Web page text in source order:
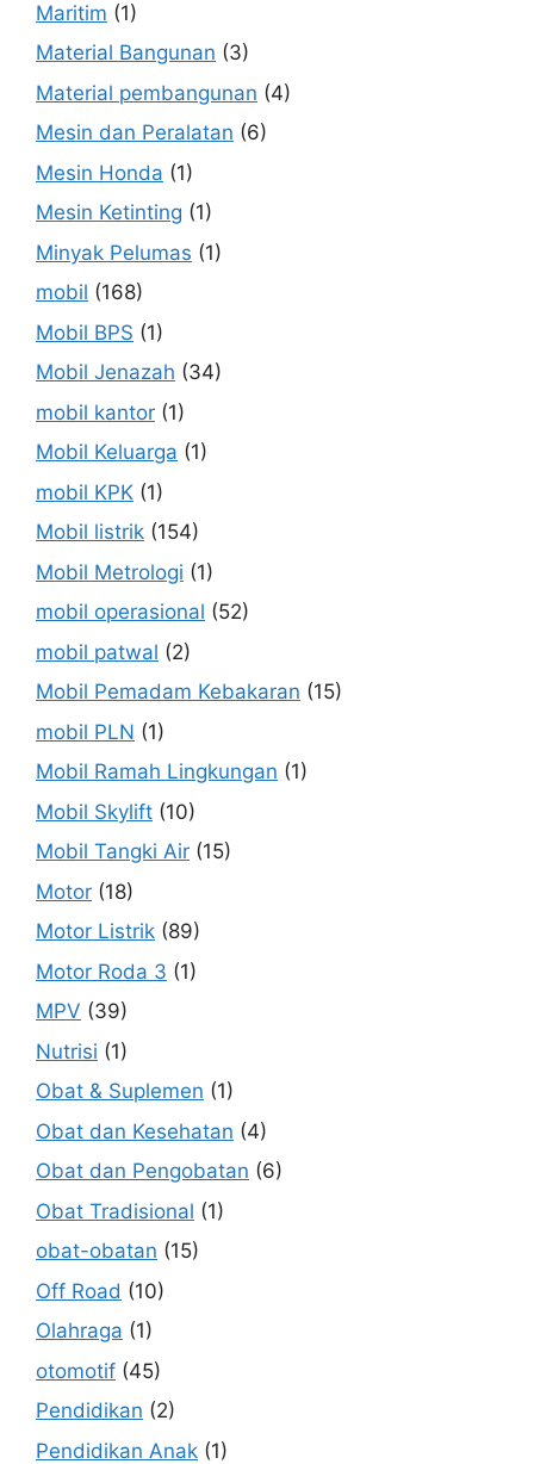
Maritim (1)
Material Bangunan (3)
Material pembangunan (4)
Mesin dan Peralatan (6)
Mesin Honda (1)
Mesin Ketinting (1)
Minyak Pelumas (1)
mobil (168)
Mobil BPS (1)
Mobil Jenazah (34)
mobil kantor (1)
Mobil Keluarga (1)
mobil KPK (1)
Mobil listrik (154)
Mobil Metrologi (1)
mobil operasional (52)
mobil patwal (2)
Mobil Pemadam Kebakaran (15)
mobil PLN (1)
Mobil Ramah Lingkungan (1)
Mobil Skylift (10)
Mobil Tangki Air (15)
Motor (18)
Motor Listrik (89)
Motor Roda 3 (1)
MPV (39)
Nutrisi (1)
Obat & Suplemen (1)
Obat dan Kesehatan (4)
Obat dan Pengobatan (6)
Obat Tradisional (1)
obat-obatan (15)
Off Road (10)
Olahraga (1)
otomotif (45)
Pendidikan (2)
Pendidikan Anak (1)